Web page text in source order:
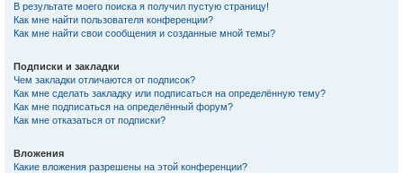
В результате моего поиска я получил пустую страницу!
Как мне найти пользователя конференции?
Как мне найти свои сообщения и созданные мной темы?
Подписки и закладки
Чем закладки отличаются от подписок?
Как мне сделать закладку или подписаться на определённую тему?
Как мне подписаться на определённый форум?
Как мне отказаться от подписки?
Вложения
Какие вложения разрешены на этой конференции?